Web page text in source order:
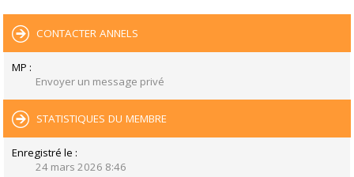
CONTACTER ANNELS
MP :
Envoyer un message privé
STATISTIQUES DU MEMBRE
Enregistré le :
24 mars 2026 8:46